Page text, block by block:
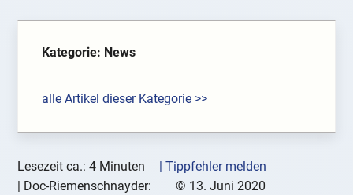
Kategorie: News
alle Artikel dieser Kategorie >>
Lesezeit ca.: 4 Minuten
| Tippfehler melden
| Doc-Riemenschnayder: © 13. Juni 2020